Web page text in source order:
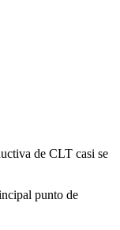
de CLT casi se
punto de